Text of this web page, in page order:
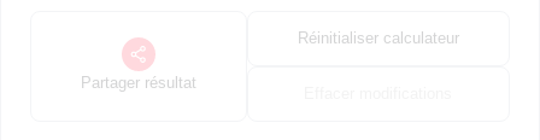
Partager résultat
Réinitialiser calculateur